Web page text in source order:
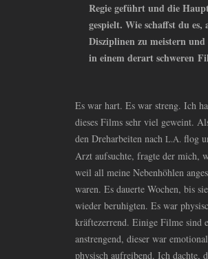
Regie geführt und die
gespielt. Wie schaffst du es,
Disziplinen zu meistern
in einem derart schweren
Es war hart. Es war streng. Ich
dieses Films sehr viel geweint.
den Dreharbeiten nach L.A. flog
Arzt aufsuchte, fragte der mich,
weil all meine Nebenhöhlen
waren. Es dauerte Wochen, bis
wieder beruhigten. Es war
kräftezerrend. Einige Filme sind
anstrengend, dieser war
physisch aufreibend. Ich dachte,